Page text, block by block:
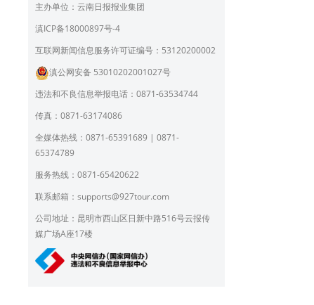
育厅
陕西省文化和旅游厅 甘肃省文化和旅游厅
青海省文化和旅游厅
宁夏回族自治区文化和旅
北京市文旅局
上海市文化和旅游局
员会
主办单位：云南日报报业集团
滇ICP备18000897号-4
互联网新闻信息服务许可证编号：53120200002
滇公网安备 53010202001027号
违法和不良信息举报电话：0871-63534744
传真：0871-63174086
全媒体热线：0871-65391689 | 0871-
65374789
服务热线：0871-65420622
联系邮箱： supports@927tour.com
公司地址：昆明市西山区日新中路516号云报传
媒广场A座17楼